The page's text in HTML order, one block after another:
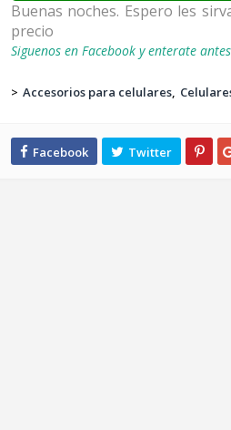
Buenas noches. Espero les
precio
Siguenos en Facebook y enterate
> Accesorios para celulares